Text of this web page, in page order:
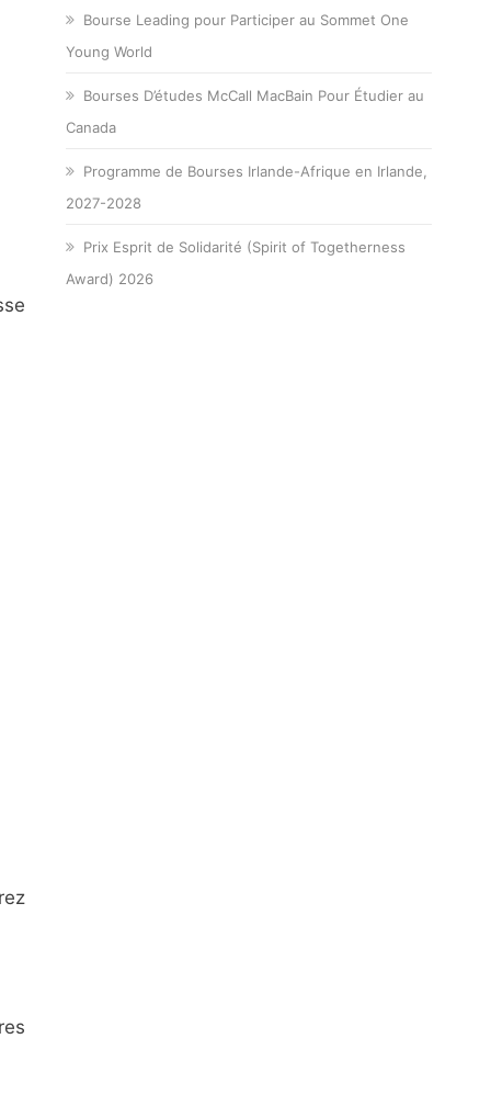
Bourse Leading pour Participer au Sommet One
Young World
Bourses D’études McCall MacBain Pour Étudier au
Canada
Programme de Bourses Irlande-Afrique en Irlande,
2027-2028
Prix Esprit de Solidarité (Spirit of Togetherness
Award) 2026